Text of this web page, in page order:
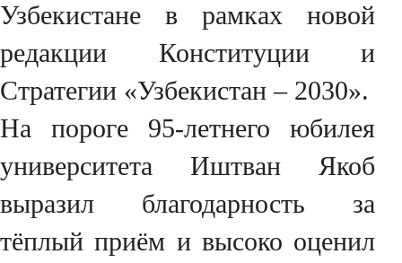
Узбекистане в рамках новой
редакции Конституции и
Стратегии «Узбекистан – 2030».
На пороге 95-летнего юбилея
университета Иштван Якоб
выразил благодарность за
тёплый приём и высоко оценил